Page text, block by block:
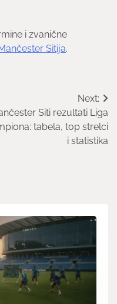
i zvanične
Sitija.
Next:
Siti rezultati Liga
tabela, top strelci
i statistika